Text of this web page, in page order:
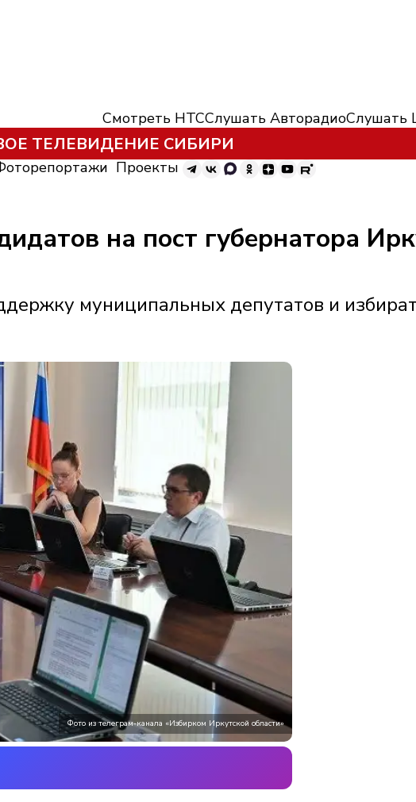
Смотреть НТССлушать АвторадиоСлушать
ТЕЛЕВИДЕНИЕ СИБИРИ
Проекты
на пост губернатора
муниципальных депутатов и
Фото из телеграм-канала «Избирком Иркутской области»